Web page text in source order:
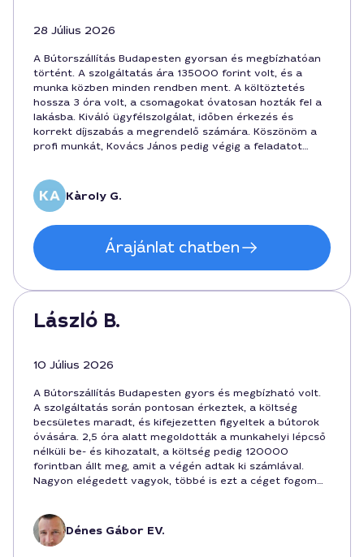
28 Július 2026
A Bútorszállítás Budapesten gyorsan és megbízhatóan
történt. A szolgáltatás ára 135000 forint volt, és a
munka közben minden rendben ment. A költöztetés
hossza 3 óra volt, a csomagokat óvatosan hozták fel a
lakásba. Kiváló ügyfélszolgálat, időben érkezés és
korrekt díjszabás a megrendelő számára. Köszönöm a
profi munkát, Kovács János pedig végig a feladatot
Kàroly G.
Árajánlat chatben
László B.
10 Július 2026
A Bútorszállítás Budapesten gyors és megbízható volt.
A szolgáltatás során pontosan érkeztek, a költség
becsületes maradt, és kifejezetten figyeltek a bútorok
óvására. 2,5 óra alatt megoldották a munkahelyi lépcső
nélküli be- és kihozatalt, a költség pedig 120000
forintban állt meg, amit a végén adtak ki számlával.
Nagyon elégedett vagyok, többé is ezt a céget fogom
Dénes Gábor EV.